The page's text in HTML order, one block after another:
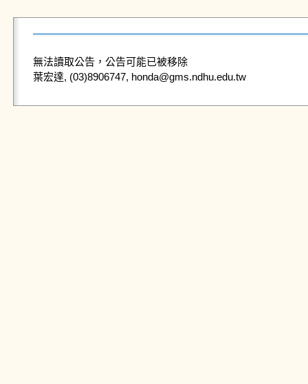
無法讀取公告，公告可能已被移除
葉宏達, (03)8906747, honda@gms.ndhu.edu.tw